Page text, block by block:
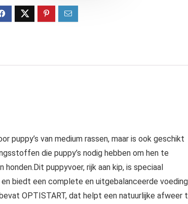
puppy’s van medium rassen, maar is ook geschikt
die puppy’s nodig hebben om hen te
puppyvoer, rijk aan kip, is speciaal
biedt een complete en uitgebalanceerde voeding
OPTISTART, dat helpt een natuurlijke afweer